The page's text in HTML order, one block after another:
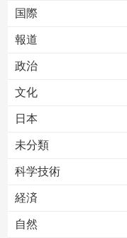
国際
報道
政治
文化
日本
未分類
科学技術
経済
自然